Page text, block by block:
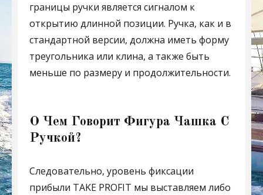
границы ручки является сигналом к
открытию длинной позиции. Ручка, как и в
стандартной версии, должна иметь форму
треугольника или клина, а также быть
меньше по размеру и продолжительности.
О Чем Говорит Фигура Чашка С
Ручкой?
Следовательно, уровень фиксации
прибыли TAKE PROFIT мы выставляем либо